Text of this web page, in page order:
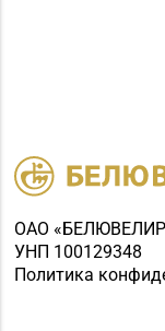
ОАО
УНП 100129348
Политика